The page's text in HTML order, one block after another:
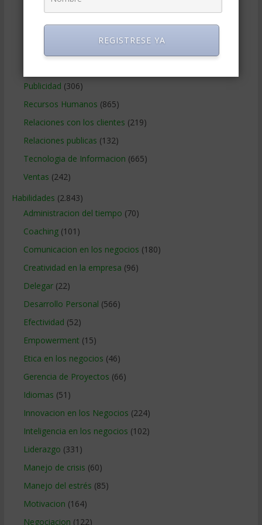
Métodos Gerenciales(280)
Publicidad (306)
Recursos Humanos (865)
Relaciones con los clientes (219)
Relaciones publicas (132)
Tecnologia de Informacion (665)
Ventas (242)
Habilidades (2.843)
Administracion del tiempo (70)
Coaching(101)
Comunicacion en los negocios (180)
Creatividad en la empresa (96)
Delegar(22)
Desarrollo Personal (566)
Efectividad (52)
Empowerment (15)
Etica en los negocios (46)
Gerencia de Proyectos (66)
Idiomas (51)
Innovacion en los Negocios (224)
Inteligencia en los negocios (102)
Liderazgo (331)
Manejo de crisis (60)
Manejo del estrés (85)
Motivacion (164)
Negociacion (122)
REGISTRESE YA